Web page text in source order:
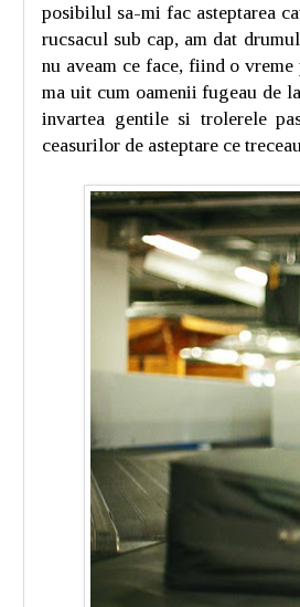
posibilul sa-mi fac asteptarea
rucsacul sub cap, am dat
nu aveam ce face, fiind o
ma uit cum oamenii fugeau de
invartea gentile si trolerele
ceasurilor de asteptare ce